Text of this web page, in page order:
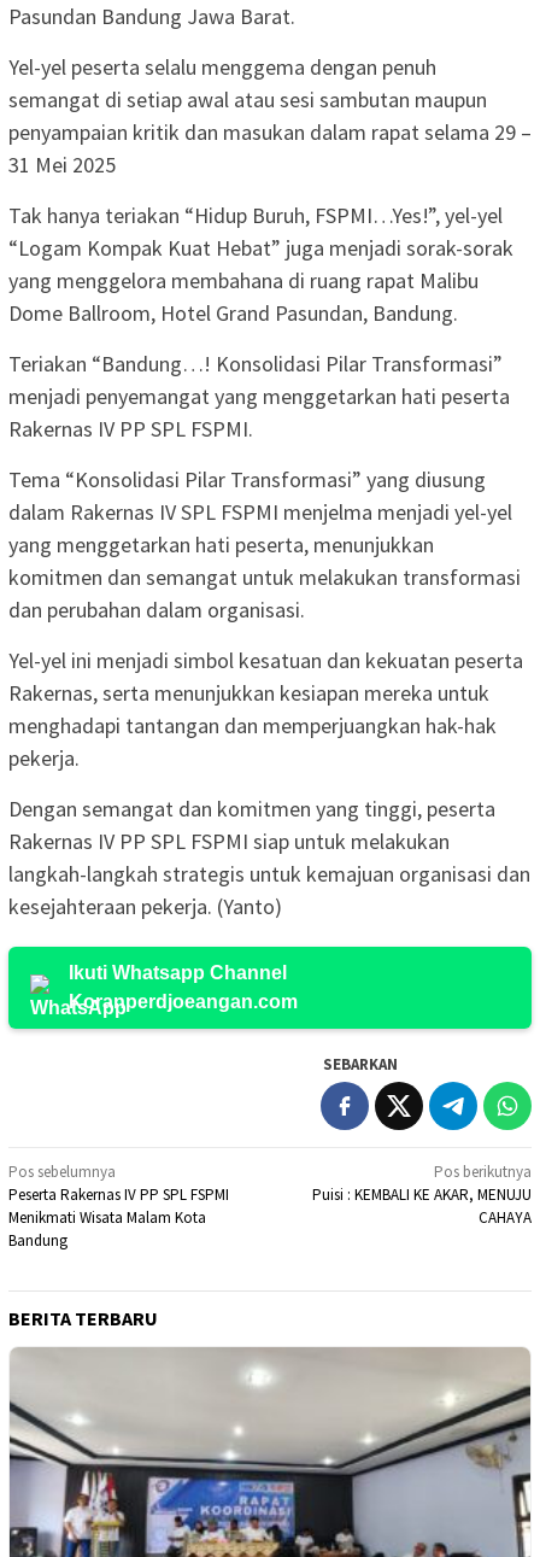
Pasundan Bandung Jawa Barat.
Yel-yel peserta selalu menggema dengan penuh
semangat di setiap awal atau sesi sambutan maupun
penyampaian kritik dan masukan dalam rapat selama 29 –
31 Mei 2025
Tak hanya teriakan “Hidup Buruh, FSPMI…Yes!”, yel-yel
“Logam Kompak Kuat Hebat” juga menjadi sorak-sorak
yang menggelora membahana di ruang rapat Malibu
Dome Ballroom, Hotel Grand Pasundan, Bandung.
Teriakan “Bandung…! Konsolidasi Pilar Transformasi”
menjadi penyemangat yang menggetarkan hati peserta
Rakernas IV PP SPL FSPMI.
Tema “Konsolidasi Pilar Transformasi” yang diusung
dalam Rakernas IV SPL FSPMI menjelma menjadi yel-yel
yang menggetarkan hati peserta, menunjukkan
komitmen dan semangat untuk melakukan transformasi
dan perubahan dalam organisasi.
Yel-yel ini menjadi simbol kesatuan dan kekuatan peserta
Rakernas, serta menunjukkan kesiapan mereka untuk
menghadapi tantangan dan memperjuangkan hak-hak
pekerja.
Dengan semangat dan komitmen yang tinggi, peserta
Rakernas IV PP SPL FSPMI siap untuk melakukan
langkah-langkah strategis untuk kemajuan organisasi dan
kesejahteraan pekerja. (Yanto)
Ikuti Whatsapp Channel
Koranperdjoeangan.com
SEBARKAN
Navigasi
pos
Pos sebelumnya
Peserta Rakernas IV PP SPL FSPMI
Menikmati Wisata Malam Kota
Bandung
Pos berikutnya
Puisi : KEMBALI KE AKAR, MENUJU
CAHAYA
BERITA TERBARU